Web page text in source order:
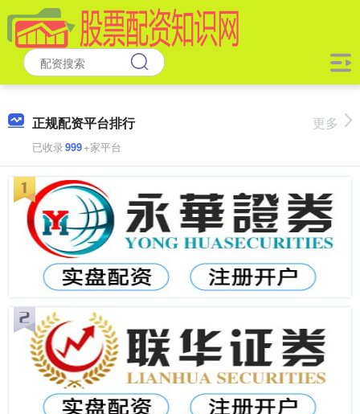
正规配资平台排行
已收录999+家平台
更多